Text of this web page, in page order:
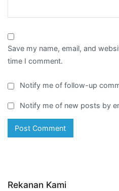
Save my name, email, and
time I comment.
Notify me of follow-up
Notify me of new posts by
Rekanan Kami